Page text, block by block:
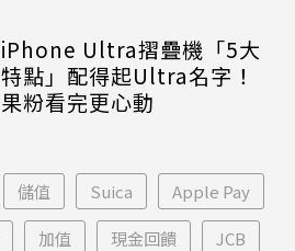
iPhone Ultra摺疊機「5大
特點」配得起Ultra名字！
果粉看完更心動
儲值 Suica Apple Pay
加值 現金回饋 JCB